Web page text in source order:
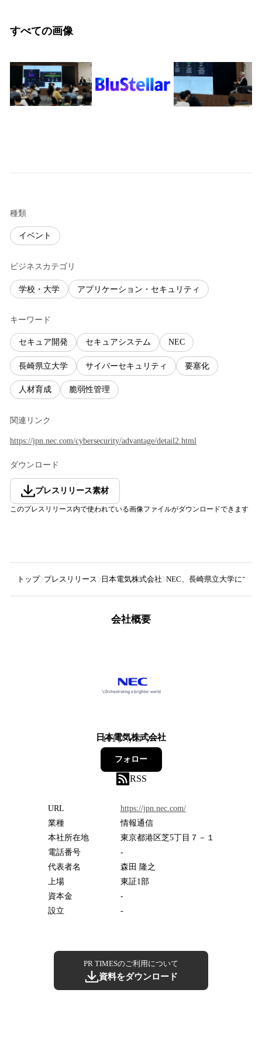
すべての画像
種類
イベント
ビジネスカテゴリ
学校・大学 アプリケーション・セキュリティ
キーワード
セキュア開発 セキュアシステム NEC
長崎県立大学 サイバーセキュリティ 要塞化
人材育成 脆弱性管理
関連リンク
https://jpn.nec.com/cybersecurity/advantage/detail2.html
ダウンロード
プレスリリース素材
このプレスリリース内で使われている画像ファイルがダウンロードできます
トップ プレスリリース 日本電気株式会社 NEC、長崎県立大学にて「
会社概要
日本電気株式会社
101フォロワー
フォロー
RSS
URL
https://jpn.nec.com/
業種
情報通信
本社所在地
東京都港区芝5丁目７－１
電話番号
-
代表者名
森田 隆之
上場
東証1部
資本金
-
設立
-
PR TIMESのご利用について
資料をダウンロード